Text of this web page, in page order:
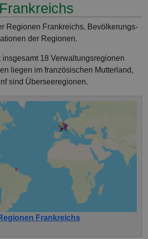
Regionen Frankreichs. Bevölkerungs-
der Regionen.
insgesamt 18 Verwaltungsregionen
liegen im französischen Mutterland,
sind Überseeregionen.
Frankreichs